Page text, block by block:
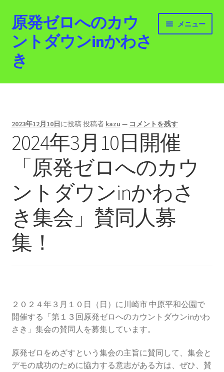
ナ
ビ
ゲ
ー
シ
キ
ッ
コ
ン
テ
ン
ツ
プ
原発ゼロへのカウ
ントダウンinかわさ
き
メニュー
ホーム
活動紹介
2012.3.11 「原発ゼロへのカウントダウンinかわさ
き」「原発ゼロへの行進！誰でもデモ！」
原発ゼロ金曜日行動 inかわさき
2013.3.10 第２回原発ゼロへのカウントダウンinかわ
さき 集会
2014.10.13 「今こそ９条inかわさき」大集会 第二分
科会【原発は人権問題だ】 福島からの発言
さき 集会
2023年12月10日に投稿投稿者 kazu — コメントを残す
2024年3月10日開催
「原発ゼロへのカウ
ントダウンinかわさ
き集会」賛同人募
集！
２０２４年３月１０日（日）に川崎市 中原平和公園で
開催する「第１３回原発ゼロへのカウントダウンinかわ
さき」集会の賛同人を募集しています。
原発ゼロをめざすという集会の主旨に賛同して、集会と
デモの成功のために協力する意志がある方は、ぜひ、賛